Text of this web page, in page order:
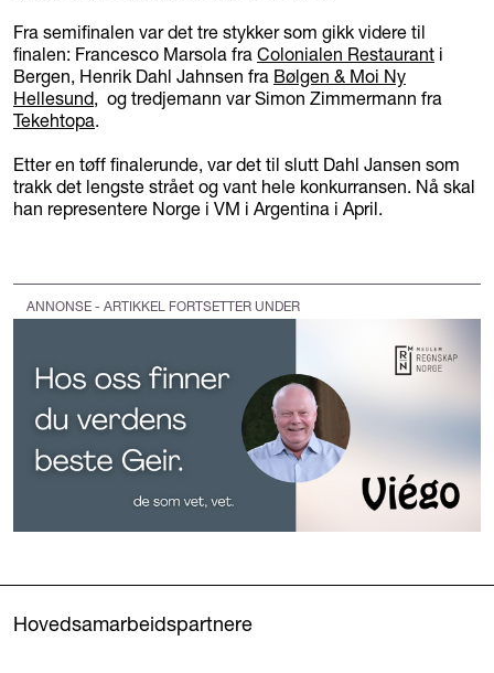
Fra semifinalen var det tre stykker som gikk videre til
finalen: Francesco Marsola fra Colonialen Restaurant i
Bergen, Henrik Dahl Jahnsen fra Bølgen & Moi Ny
Hellesund, og tredjemann var Simon Zimmermann fra
Tekehtopa.
Etter en tøff finalerunde, var det til slutt Dahl Jansen som
trakk det lengste strået og vant hele konkurransen. Nå skal
han representere Norge i VM i Argentina i April.
ANNONSE - ARTIKKEL FORTSETTER UNDER
Hovedsamarbeidspartnere